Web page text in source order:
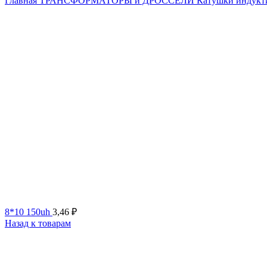
8*10 150uh 3,46 ₽
Назад к товарам